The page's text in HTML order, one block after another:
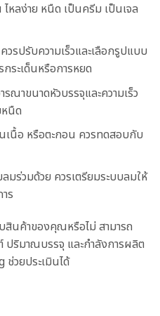
หลง่าย หนืด เป็นครีม เป็นเจล
วรปรับความเร็วและเลือกรูปแบบ
กระเด็นหรือการหยด
ณาขนาดหัวบรรจุและความเร็ว
หนืด
เนื้อ หรือตะกอน ควรทดสอบกับ
มร่วมด้วย ควรเตรียมระบบลมให้
ร
สินค้าของคุณหรือไม่ สามารถ
ริมาณบรรจุ และกำลังการผลิต
วยประเมินได้